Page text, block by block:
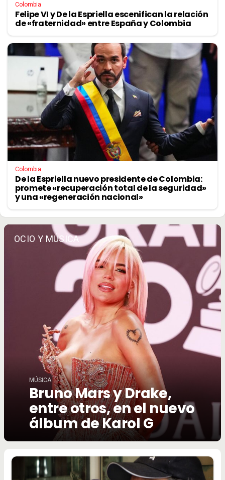
Colombia
Felipe VI y De la Espriella escenifican la relación
de «fraternidad» entre España y Colombia
Colombia
De la Espriella nuevo presidente de Colombia:
promete «recuperación total de la seguridad»
y una «regeneración nacional»
OCIO Y MÚSICA
MÚSICA
Bruno Mars y Drake,
entre otros, en el nuevo
álbum de Karol G